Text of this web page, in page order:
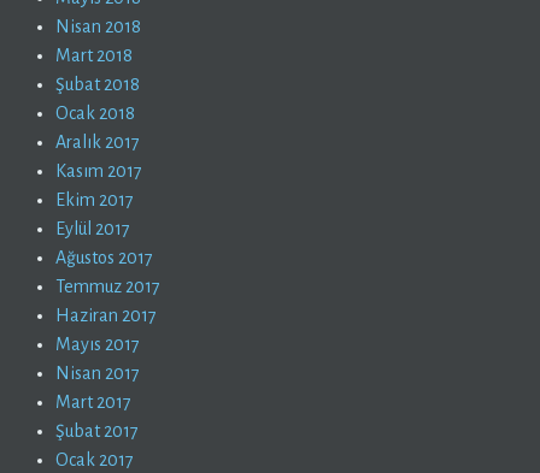
Nisan 2018
Mart 2018
Şubat 2018
Ocak 2018
Aralık 2017
Kasım 2017
Ekim 2017
Eylül 2017
Ağustos 2017
Temmuz 2017
Haziran 2017
Mayıs 2017
Nisan 2017
Mart 2017
Şubat 2017
Ocak 2017